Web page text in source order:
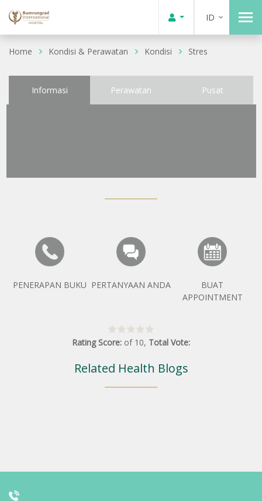
ID
Home Kondisi & Perawatan Kondisi Stres
Informasi Perawatan Pusat
PENERAPAN BUKU PERTANYAAN ANDA
BUAT
APPOINTMENT
Rating Score: of 10, Total Vote:
Related Health Blogs